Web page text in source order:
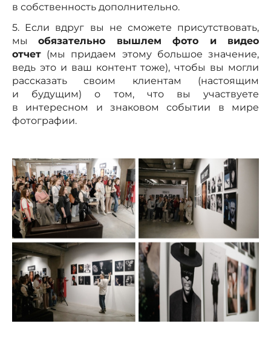
в собственность дополнительно.
5. Если вдруг вы не сможете присутствовать,
мыобязательно вышлем фото и видео
отчет (мы придаем этому большое значение,
ведь это и ваш контент тоже), чтобы вы могли
рассказать своим клиентам (настоящим
и будущим) о том, что вы участвуете
в интересном и знаковом событии в мире
фотографии.